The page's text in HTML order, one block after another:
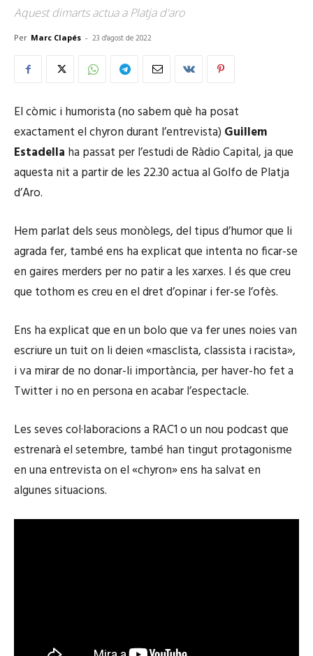
Aquest dimarts actua a Platja d'aro
Per Marc Clapés - 23 d'agost de 2022
El còmic i humorista (no sabem què ha posat
exactament el chyron durant l’entrevista) Guillem
Estadella ha passat per l’estudi de Ràdio Capital, ja que
aquesta nit a partir de les 22.30 actua al Golfo de Platja
d’Aro.
Hem parlat dels seus monòlegs, del tipus d’humor que li
agrada fer, també ens ha explicat que intenta no ficar-se
en gaires merders per no patir a les xarxes. I és que creu
que tothom es creu en el dret d’opinar i fer-se l’ofès.
Ens ha explicat que en un bolo que va fer unes noies van
escriure un tuit on li deien «masclista, classista i racista»,
i va mirar de no donar-li importància, per haver-ho fet a
Twitter i no en persona en acabar l’espectacle.
Les seves col·laboracions a RAC1 o un nou podcast que
estrenarà el setembre, també han tingut protagonisme
en una entrevista on el «chyron» ens ha salvat en
algunes situacions.